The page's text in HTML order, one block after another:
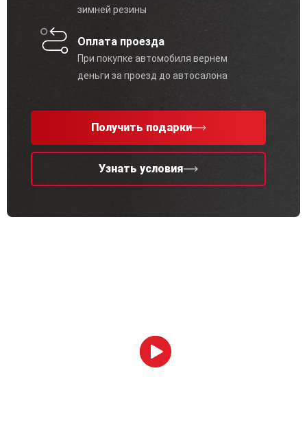
зимней резины
Оплата проезда
При покупке автомобиля вернем
деньги за проезд до автосалона
Получить подарки
Узнать условия